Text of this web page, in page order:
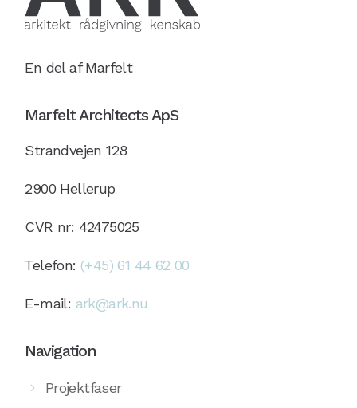
En del af Marfelt
Marfelt Architects ApS
Strandvejen 128
2900 Hellerup
CVR nr: 42475025
Telefon: (+45) 61 44 62 00
E-mail: ark@ark.nu
Navigation
Projektfaser